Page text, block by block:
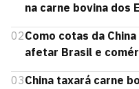
na carne bovina dos
02Como cotas da
afetar Brasil e
03China taxará carne